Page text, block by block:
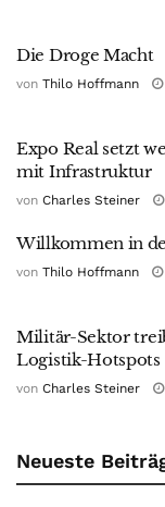
Die Droge Macht
von Thilo Hoffmann
Expo Real setzt
mit Infrastruktur
von Charles Steiner
Willkommen in
von Thilo Hoffmann
Militär-Sektor
Logistik-Hotspots
von Charles Steiner
Neueste